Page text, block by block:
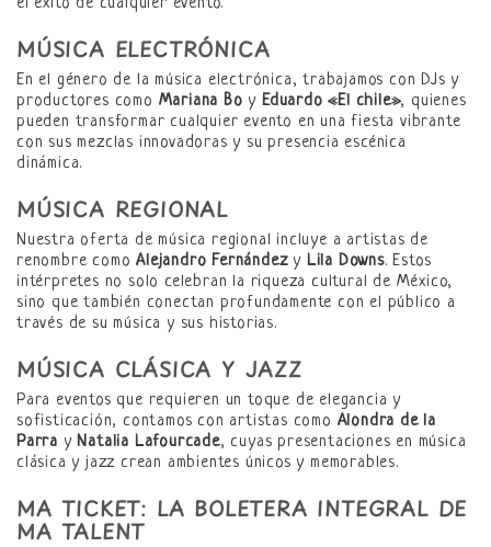
el éxito de cualquier evento.
MÚSICA ELECTRÓNICA
En el género de la música electrónica, trabajamos con DJs y
productores como Mariana Bo yEduardo «El chile», quienes
pueden transformar cualquier evento en una fiesta vibrante
con sus mezclas innovadoras y su presencia escénica
dinámica.
MÚSICA REGIONAL
Nuestra oferta de música regional incluye a artistas de
renombre comoAlejandro Fernándezy Lila Downs. Estos
intérpretes no solo celebran la riqueza cultural de México,
sino que también conectan profundamente con el público a
través de su música y sus historias.
MÚSICA CLÁSICA Y JAZZ
Para eventos que requieren un toque de elegancia y
sofisticación, contamos con artistas como Alondra de la
Parra yNatalia Lafourcade, cuyas presentaciones en música
clásica y jazz crean ambientes únicos y memorables.
MA TICKET: LA BOLETERA INTEGRAL DE
MA TALENT